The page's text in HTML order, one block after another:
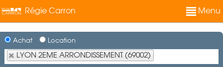
Régie Carron Menu
Achat Location
LYON 2EME ARRONDISSEMENT (69002)